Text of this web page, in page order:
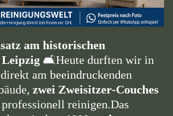
am historischen
🛋️Heute durften wir in
am beeindruckenden
zwei Zweisitzer-Couches
professionell reinigen.Das